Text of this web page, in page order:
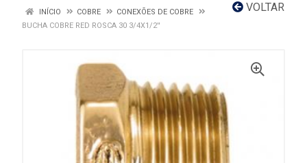
VOLTAR
INÍCIO COBRE
CONEXÕES DE COBRE
BUCHA COBRE RED ROSCA 30 3/4X1/2''